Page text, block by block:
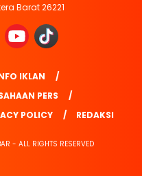
Barat 26221
IKLAN
PERS
POLICY REDAKSI
- ALL RIGHTS RESERVED